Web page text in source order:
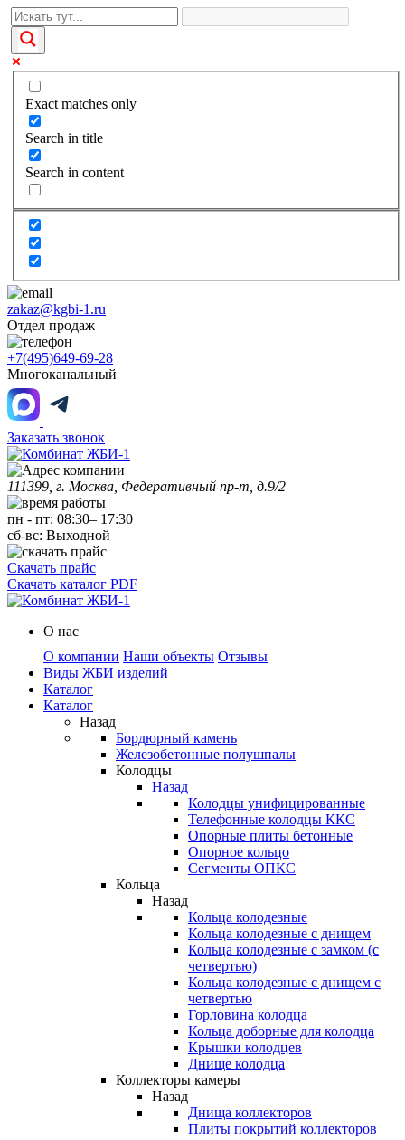
Exact matches only
Search in title
Search in content
zakaz@kgbi-1.ru
Отдел продаж
+7(495)649-69-28
Многоканальный
Заказать звонок
111399, г. Москва, Федеративный пр-т, д.9/2
пн - пт: 08:30– 17:30
сб-вс: Выходной
Скачать прайс
Скачать каталог PDF
О нас
О компании Наши объекты Отзывы
Виды ЖБИ изделий
Каталог
Каталог
Назад
Бордюрный камень
Железобетонные полушпалы
Колодцы
Назад
Колодцы унифицированные
Телефонные колодцы ККС
Опорные плиты бетонные
Опорное кольцо
Сегменты ОПКС
Кольца
Назад
Кольца колодезные
Кольца колодезные с днищем
Кольца колодезные с замком (с
четвертью)
Кольца колодезные с днищем с
четвертью
Горловина колодца
Кольца доборные для колодца
Крышки колодцев
Днище колодца
Коллекторы камеры
Назад
Днища коллекторов
Плиты покрытий коллекторов